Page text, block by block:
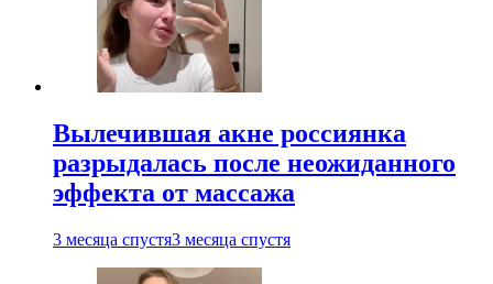
Вылечившая акне россиянка
разрыдалась после неожиданного
эффекта от массажа
3 месяца спустя3 месяца спустя